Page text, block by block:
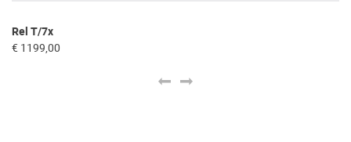
Rel T/7x
€ 1199,00